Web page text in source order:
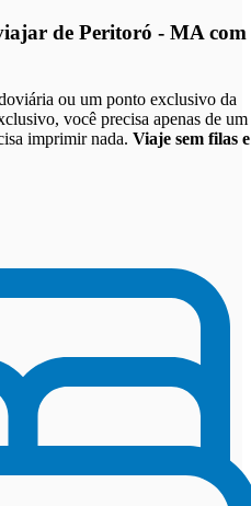
de Peritoró - MA com
ou um ponto exclusivo da
você precisa apenas de um
imprimir nada. Viaje sem filas e